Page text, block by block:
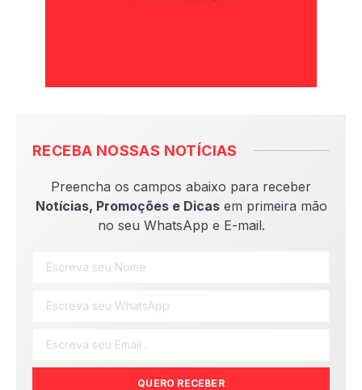
RECEBA NOSSAS NOTÍCIAS
Preencha os campos abaixo para receber
Notícias, Promoções e Dicasem primeira mão
no seu WhatsApp e E-mail.
QUERO RECEBER